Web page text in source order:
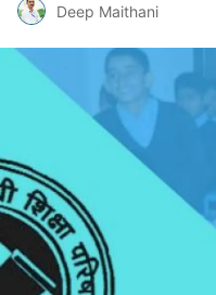
Deep Maithani